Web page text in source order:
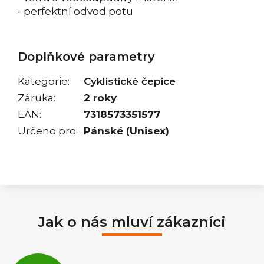
- perfektní odvod potu
Doplňkové parametry
Kategorie:
Cyklistické čepice
Záruka:
2 roky
EAN:
7318573351577
Určeno pro: Pánské (Unisex)
Jak o nás mluví zákazníci